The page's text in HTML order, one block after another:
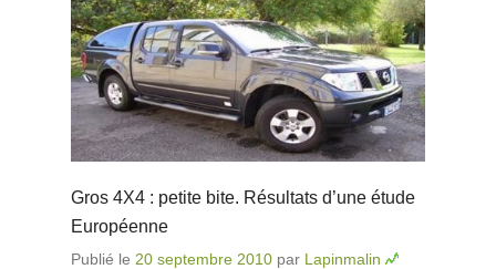
Gros 4X4 : petite bite. Résultats d’une étude
Européenne
Publié le 20 septembre 2010 par Lapinmalin